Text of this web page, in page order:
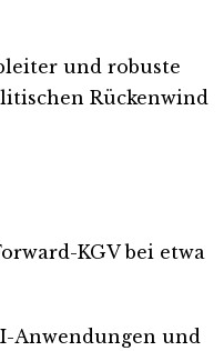
und robuste
Rückenwind
KGV bei etwa
Anwendungen und